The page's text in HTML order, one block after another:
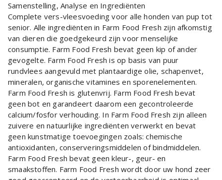
Samenstelling, Analyse en Ingrediënten
Complete vers-vleesvoeding voor alle honden van pup tot
senior. Alle ingrediënten in Farm Food Fresh zijn afkomstig
van dieren die goedgekeurd zijn voor menselijke
consumptie. Farm Food Fresh bevat geen kip of ander
gevogelte. Farm Food Fresh is op basis van puur
rundvlees aangevuld met plantaardige olie, schapenvet,
mineralen, organische vitamines en sporenelementen.
Farm Food Fresh is glutenvrij. Farm Food Fresh bevat
geen bot en garandeert daarom een gecontroleerde
calcium/fosfor verhouding. In Farm Food Fresh zijn alleen
zuivere en natuurlijke ingrediënten verwerkt en bevat
geen kunstmatige toevoegingen zoals: chemische
antioxidanten, conserveringsmiddelen of bindmiddelen.
Farm Food Fresh bevat geen kleur-, geur- en
smaakstoffen. Farm Food Fresh wordt door uw hond zeer